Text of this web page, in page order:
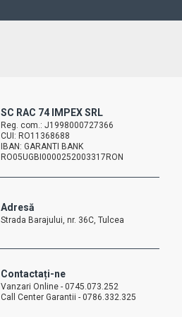
SC RAC 74 IMPEX SRL
Reg. com.: J1998000727366
CUI: RO11368688
IBAN: GARANTI BANK
RO05UGBI0000252003317RON
Adresă
Strada Barajului, nr. 36C, Tulcea
Contactați-ne
Vanzari Online - 0745.073.252
Call Center Garantii - 0786.332.325